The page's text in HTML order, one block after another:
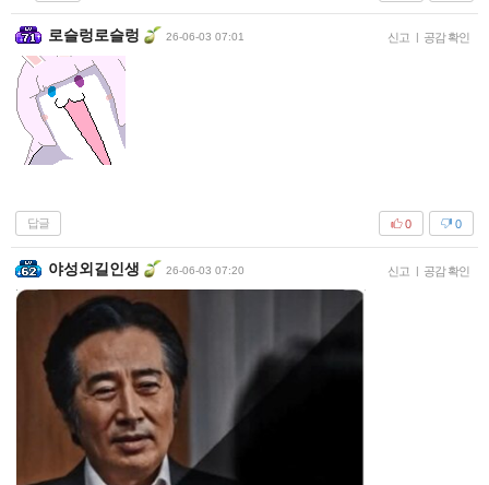
로슬렁로슬렁 26-06-03 07:01 신고 | 공감 확인
답글 0
0
야성외길인생 26-06-03 07:20 신고 | 공감 확인